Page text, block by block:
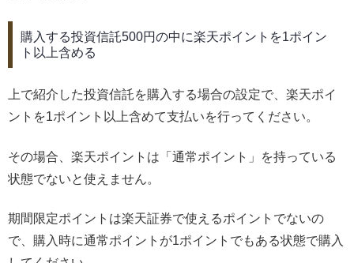
購入する投資信託500円の中に楽天ポイントを1ポイン
ト以上含める
上で紹介した投資信託を購入する場合の設定で、楽天ポイ
ントを1ポイント以上含めて支払いを行ってください。
その場合、楽天ポイントは「通常ポイント」を持っている
状態でないと使えません。
期間限定ポイントは楽天証券で使えるポイントでないの
で、購入時に通常ポイントが1ポイントでもある状態で購入